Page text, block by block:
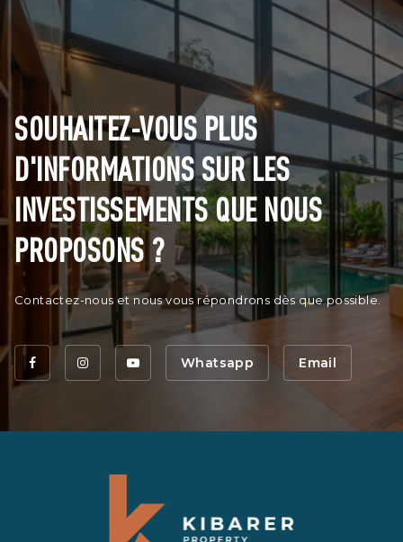
SOUHAITEZ-VOUS PLUS
D'INFORMATIONS SUR LES
INVESTISSEMENTS QUE NOUS
PROPOSONS ?
Contactez-nous et nous vous répondrons dès que possible.
Whatsapp Email